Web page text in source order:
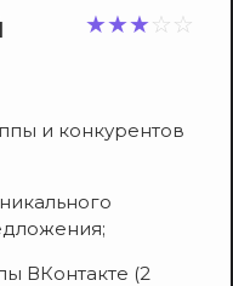
★★★☆☆
и конкурентов
ВКонтакте (2